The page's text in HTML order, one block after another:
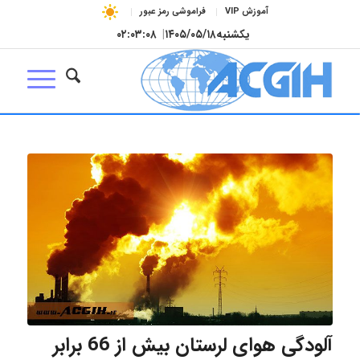
آموزش VIP فراموشی رمز عبور
یکشنبه۱۴۰۵/۰۵/۱۸| ۰۲:۰۳:۰۸
آلودگی هوای لرستان بیش از 66 برابر